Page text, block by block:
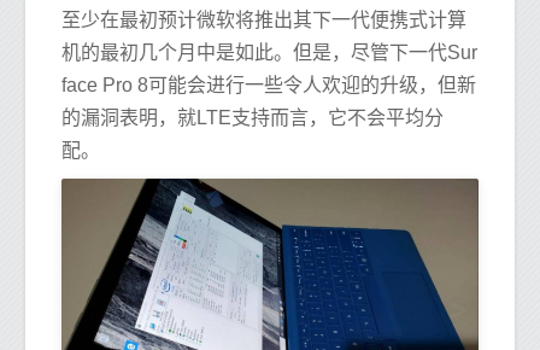
至少在最初预计微软将推出其下一代便携式计算
机的最初几个月中是如此。但是，尽管下一代Sur
face Pro 8可能会进行一些令人欢迎的升级，但新
的漏洞表明，就LTE支持而言，它不会平均分
配。